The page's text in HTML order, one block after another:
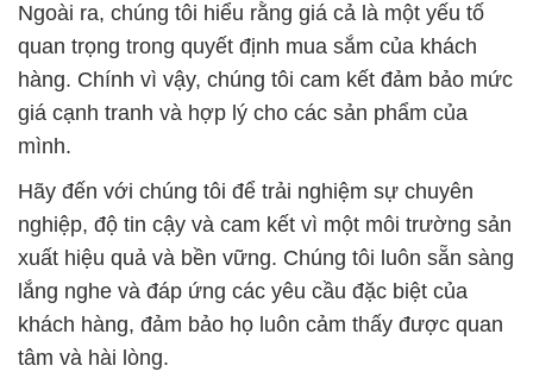
Ngoài ra, chúng tôi hiểu rằng giá cả là một yếu tố
quan trọng trong quyết định mua sắm của khách
hàng. Chính vì vậy, chúng tôi cam kết đảm bảo mức
giá cạnh tranh và hợp lý cho các sản phẩm của
mình.
Hãy đến với chúng tôi để trải nghiệm sự chuyên
nghiệp, độ tin cậy và cam kết vì một môi trường sản
xuất hiệu quả và bền vững. Chúng tôi luôn sẵn sàng
lắng nghe và đáp ứng các yêu cầu đặc biệt của
khách hàng, đảm bảo họ luôn cảm thấy được quan
tâm và hài lòng.